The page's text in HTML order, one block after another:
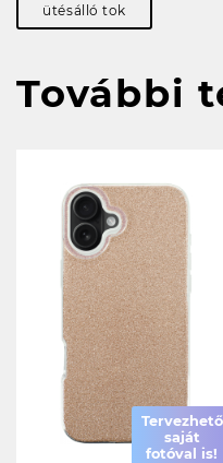
ütésálló tok
További
Tervezhető
saját
fotóval is!